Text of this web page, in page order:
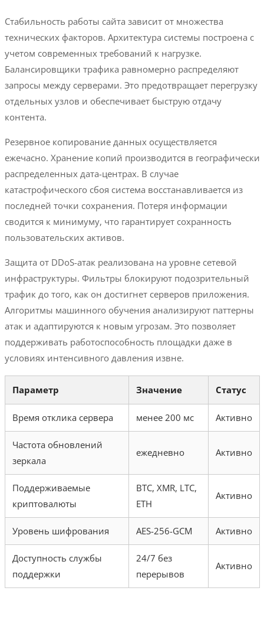
Стабильность работы сайта зависит от множества
технических факторов. Архитектура системы построена с
учетом современных требований к нагрузке.
Балансировщики трафика равномерно распределяют
запросы между серверами. Это предотвращает перегрузку
отдельных узлов и обеспечивает быструю отдачу
контента.
Резервное копирование данных осуществляется
ежечасно. Хранение копий производится в географически
распределенных дата-центрах. В случае
катастрофического сбоя система восстанавливается из
последней точки сохранения. Потеря информации
сводится к минимуму, что гарантирует сохранность
пользовательских активов.
Защита от DDoS-атак реализована на уровне сетевой
инфраструктуры. Фильтры блокируют подозрительный
трафик до того, как он достигнет серверов приложения.
Алгоритмы машинного обучения анализируют паттерны
атак и адаптируются к новым угрозам. Это позволяет
поддерживать работоспособность площадки даже в
условиях интенсивного давления извне.
Параметр Значение Статус
Время отклика сервера менее 200 мс Активно
Частота обновлений
зеркала
ежедневно Активно
Поддерживаемые
криптовалюты
BTC, XMR, LTC,
ETH
Активно
Уровень шифрования AES-256-GCM Активно
Доступность службы
поддержки
24/7 без
перерывов
Активно